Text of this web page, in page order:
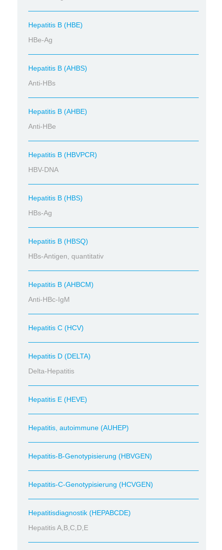
Hepatitis B (HBE)
HBe-Ag
Hepatitis B (AHBS)
Anti-HBs
Hepatitis B (AHBE)
Anti-HBe
Hepatitis B (HBVPCR)
HBV-DNA
Hepatitis B (HBS)
HBs-Ag
Hepatitis B (HBSQ)
HBs-Antigen, quantitativ
Hepatitis B (AHBCM)
Anti-HBc-IgM
Hepatitis C (HCV)
Hepatitis D (DELTA)
Delta-Hepatitis
Hepatitis E (HEVE)
Hepatitis, autoimmune (AUHEP)
Hepatitis-B-Genotypisierung (HBVGEN)
Hepatitis-C-Genotypisierung (HCVGEN)
Hepatitisdiagnostik (HEPABCDE)
Hepatitis A,B,C,D,E